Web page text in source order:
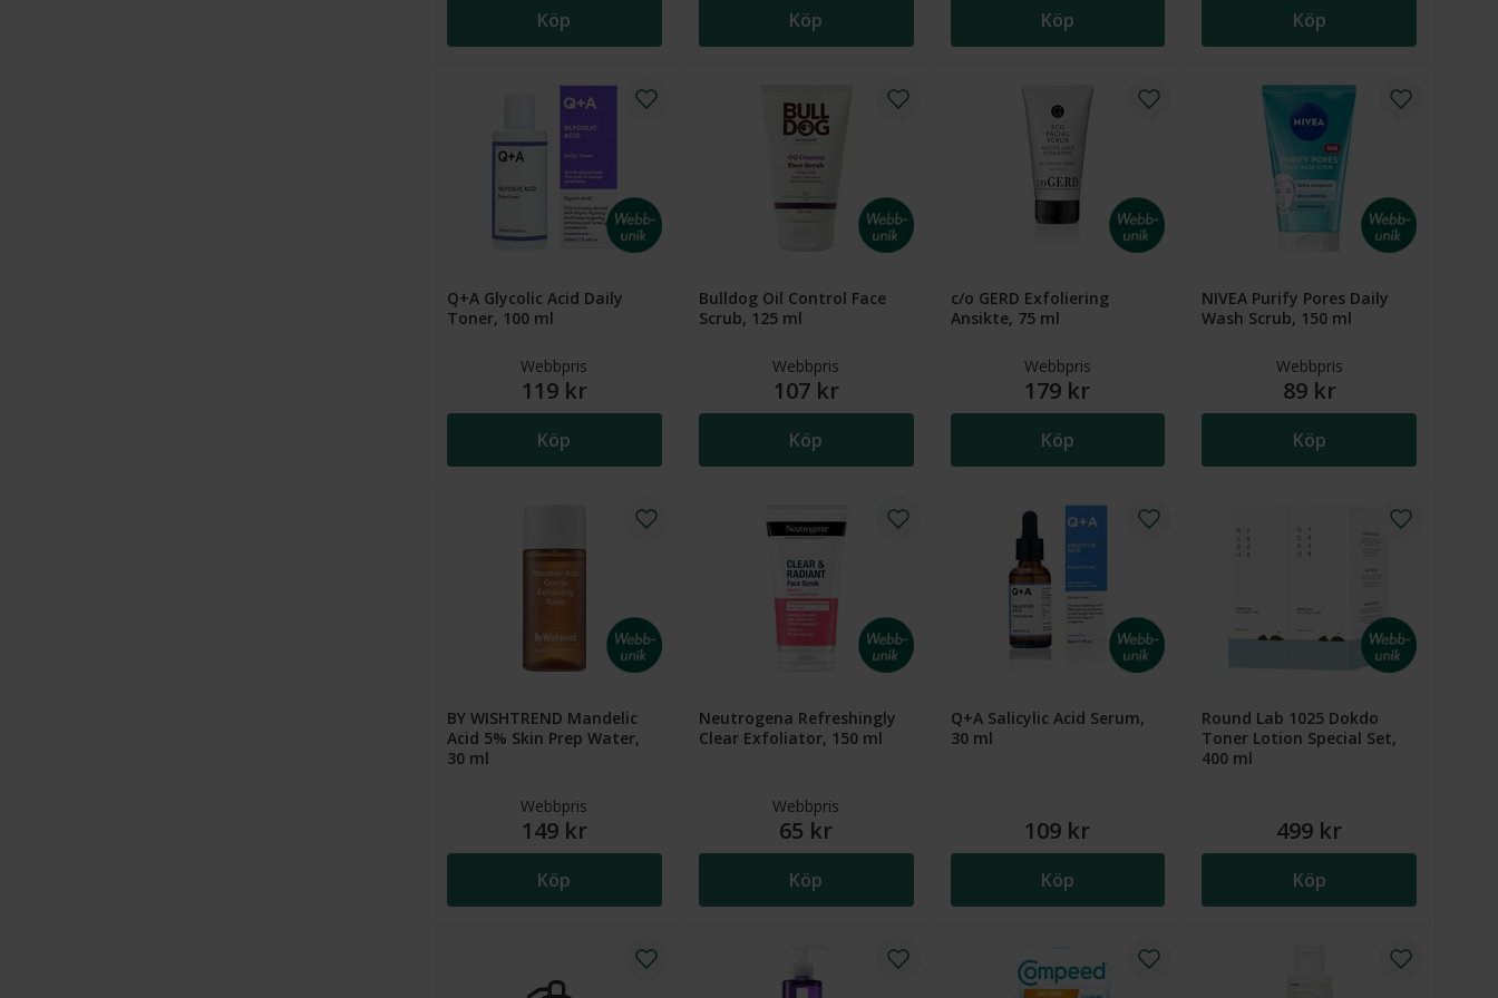
Köp Köp Köp Köp
Q+A Glycolic Acid Daily
Toner, 100 ml
Webbpris
119 kr
Köp
Bulldog Oil Control Face
Scrub, 125 ml
Webbpris
107 kr
Köp
c/o GERD Exfoliering
Ansikte, 75 ml
Webbpris
179 kr
Köp
NIVEA Purify Pores Daily
Wash Scrub, 150 ml
Webbpris
89 kr
Köp
BY WISHTREND Mandelic
Acid 5% Skin Prep Water,
30 ml
Webbpris
149 kr
Köp
Neutrogena Refreshingly
Clear Exfoliator, 150 ml
Webbpris
65 kr
Köp
Q+A Salicylic Acid Serum,
30 ml
109 kr
Köp
Round Lab 1025 Dokdo
Toner Lotion Special Set,
400 ml
499 kr
Köp